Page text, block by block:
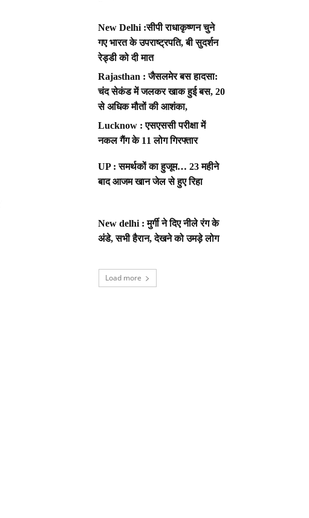
New Delhi :सीपी राधाकृष्णन चुने
गए भारत के उपराष्ट्रपति, बी सुदर्शन
रेड्डी को दी मात
Rajasthan : जैसलमेर बस हादसा:
चंद सेकंड में जलकर खाक हुई बस, 20
से अधिक मौतों की आशंका,
Lucknow : एसएससी परीक्षा में
नकल गैंग के 11 लोग गिरफ्तार
UP : समर्थकों का हुजूम… 23 महीने
बाद आजम खान जेल से हुए रिहा
New delhi : मुर्गी ने दिए नीले रंग के
अंडे, सभी हैरान, देखने को उमड़े लोग
Load more